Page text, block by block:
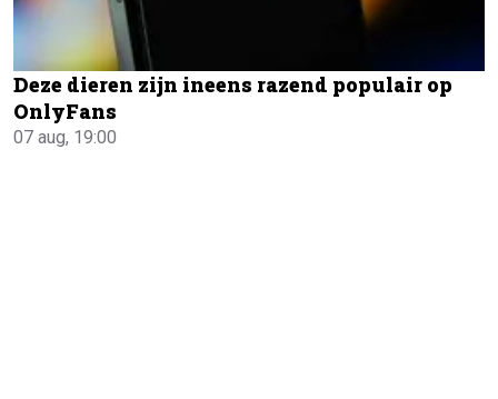
Deze dieren zijn ineens razend populair op
OnlyFans
07 aug, 19:00